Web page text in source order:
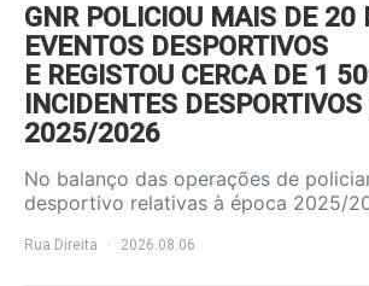
GNR POLICIOU MAIS DE 20
EVENTOS DESPORTIVOS
E REGISTOU CERCA DE 1
INCIDENTES
2025/2026
No balanço das operações de
desportivo relativas à época 2025/
Rua Direita 2026.08.06